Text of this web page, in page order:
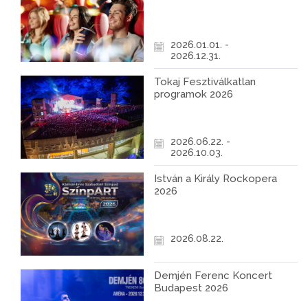
2026.01.01. -
2026.12.31.
Tokaj Fesztiválkatlan
programok 2026
2026.06.22. -
2026.10.03.
István a Király Rockopera
2026
2026.08.22.
Demjén Ferenc Koncert
Budapest 2026